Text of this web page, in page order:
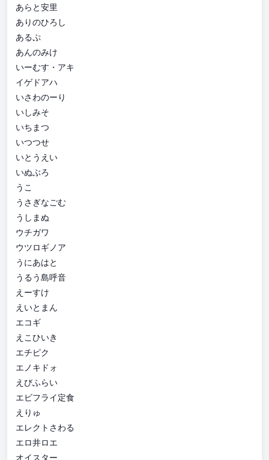
あらと安里
ありのひろし
あるぷ
あんのみけ
いーむす・アキ
イゲドアハ
いさわのーり
いしみそ
いちまつ
いつつせ
いとうえい
いぬぶろ
うこ
うさぎなごむ
うしまぬ
ウチガワ
ウツロギノア
うにあはと
うるう島呼音
えーすけ
えいとまん
エコギ
えこひいき
エチピク
エノキドォ
えびふらい
エビフライ定食
えりゅ
エレクトさわる
エロ井ロエ
オイスター